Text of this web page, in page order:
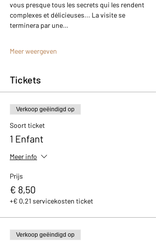
vous presque tous les secrets qui les rendent
complexes et délicieuses... La visite se
terminera par une…
Meer weergeven
Tickets
Verkoop geëindigd op
Soort ticket
1 Enfant
Meer info
Prijs
€ 8,50
+€ 0,21 servicekosten ticket
Verkoop geëindigd op